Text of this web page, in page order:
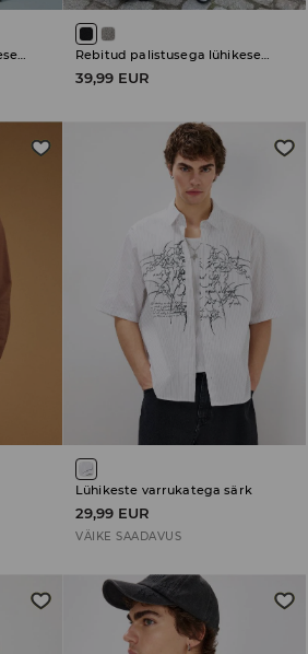
39,99 EUR
Lühikeste varrukatega särk
29,99 EUR
VÄIKE SAADAVUS